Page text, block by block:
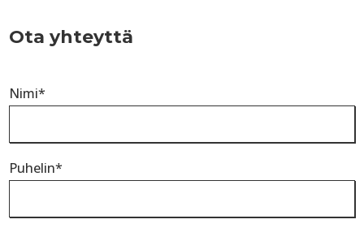
Ota yhteyttä
Nimi*
Puhelin*